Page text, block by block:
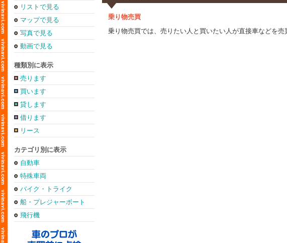
リストで見る
マップで見る
写真で見る
動画で見る
種類別に表示
売ります
買います
貸します
借ります
リース
カテゴリ別に表示
自動車
特殊車両
バイク・トライク
船・プレジャーボート
飛行機
乗り物売買
乗り物売買では、売りたい人と買いたい人が直接車などを売